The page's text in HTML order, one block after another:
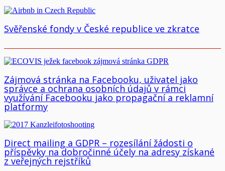
Svěřenské fondy v České republice ve zkratce
Zájmová stránka na Facebooku, uživatel jako
správce a ochrana osobních údajů v rámci
využívání Facebooku jako propagační a reklamní
platformy
Direct mailing a GDPR – rozesílání žádosti o
příspěvky na dobročinné účely na adresy získané
z veřejných rejstříků